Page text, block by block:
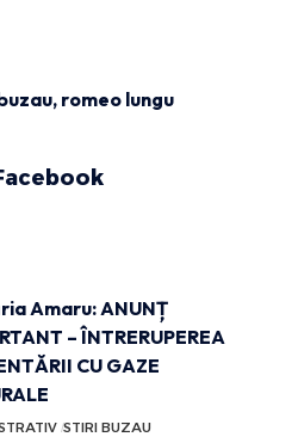
, romeo lungu
Amaru: ANUNȚ
– ÎNTRERUPEREA
CU GAZE
STIRI BUZAU